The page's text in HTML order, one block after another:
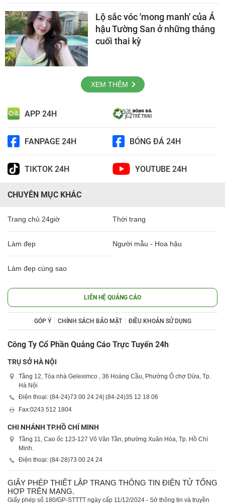
Lộ sắc vóc 'mong manh' của Á
hậu Tường San ở những tháng
cuối thai kỳ
XEM THÊM
APP 24H
FANPAGE 24H BÓNG ĐÁ 24H
TIKTOK 24H YOUTUBE 24H
CHUYÊN MỤC KHÁC
Trang chủ 24giờ Thời trang
Làm đẹp Người mẫu - Hoa hậu
Làm đẹp cùng sao
LIÊN HỆ QUẢNG CÁO
GÓP Ý CHÍNH SÁCH BẢO MẬT ĐIỀU KHOẢN SỬ DỤNG
Công Ty Cổ Phần Quảng Cáo Trực Tuyến 24h
TRỤ SỞ HÀ NỘI
Tầng 12, Tòa nhà Geleximco , 36 Hoàng Cầu, Phường Ô chợ Dừa, Tp.
Hà Nội
Điện thoại: (84-24)73 00 24 24 | (84-24)35 12 18 06
Fax:0243 512 1804
CHI NHÁNH TP.HỒ CHÍ MINH
Tầng 11, Cao ốc 123-127 Võ Văn Tần, phường Xuân Hòa, Tp. Hồ Chí
Minh.
Điện thoại: (84-28)73 00 24 24
GIẤY PHÉP THIẾT LẬP TRANG THÔNG TIN ĐIỆN TỬ TỔNG
HỢP TRÊN MẠNG.
Giấy phép số 180/GP-STTTT ngày cấp 11/12/2024 - Sở thông tin và truyền